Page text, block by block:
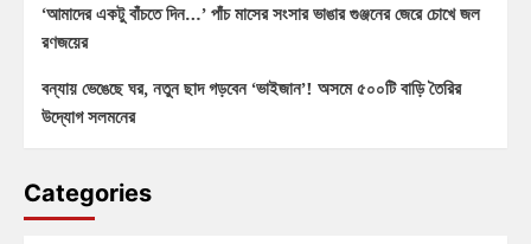
‘আমাদের একটু বাঁচতে দিন…’ পাঁচ মাসের সংসার ভাঙার গুঞ্জনের জেরে চোখে জল
রণজয়ের
বন্যায় ভেঙেছে ঘর, নতুন ছাদ গড়বেন ‘ভাইজান’! অসমে ৫০০টি বাড়ি তৈরির
উদ্যোগ সলমনের
Categories